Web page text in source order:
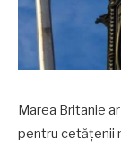
Marea Britanie
pentru cetățenii